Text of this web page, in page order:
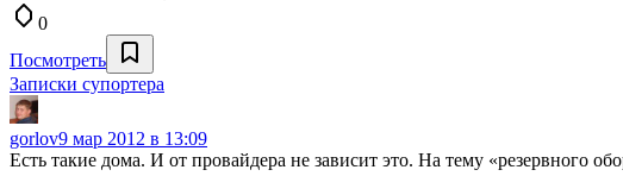
0
Посмотреть
Записки супортера
gorlov9 мар 2012 в 13:09
Есть такие дома. И от провайдера не зависит это. На тему